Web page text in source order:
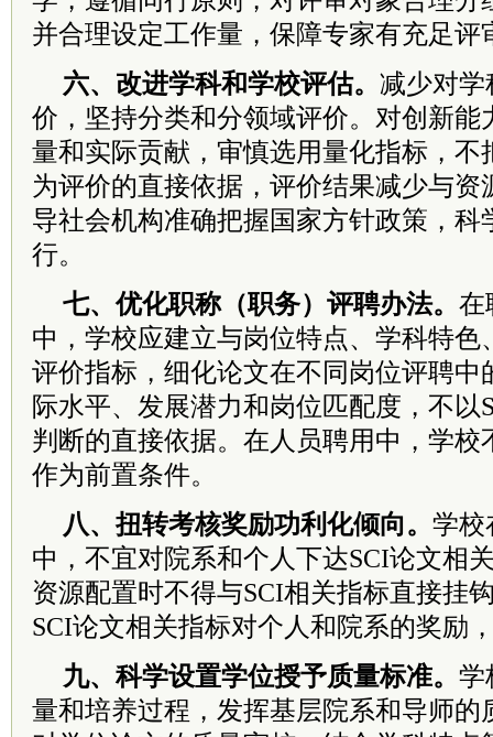
并合理设定工作量，保障专家有充足评
六、改进学科和学校评估。 减少对学
价，坚持分类和分领域评价。对创新能
量和实际贡献，审慎选用量化指标，不
为评价的直接依据，评价结果减少与资
导社会机构准确把握国家方针政策，科
行。
七、优化职称（职务）评聘办法。 在
中，学校应建立与岗位特点、学科特色
评价指标，细化论文在不同岗位评聘中
际水平、发展潜力和岗位匹配度，不以
判断的直接依据。在人员聘用中，学校
作为前置条件。
八、扭转考核奖励功利化倾向。 学校
中，不宜对院系和个人下达SCI论文相
资源配置时不得与SCI相关指标直接挂
SCI论文相关指标对个人和院系的奖励
九、科学设置学位授予质量标准。 学
量和培养过程，发挥基层院系和导师的